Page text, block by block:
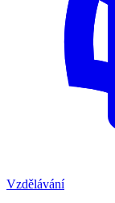
Vzdělávání